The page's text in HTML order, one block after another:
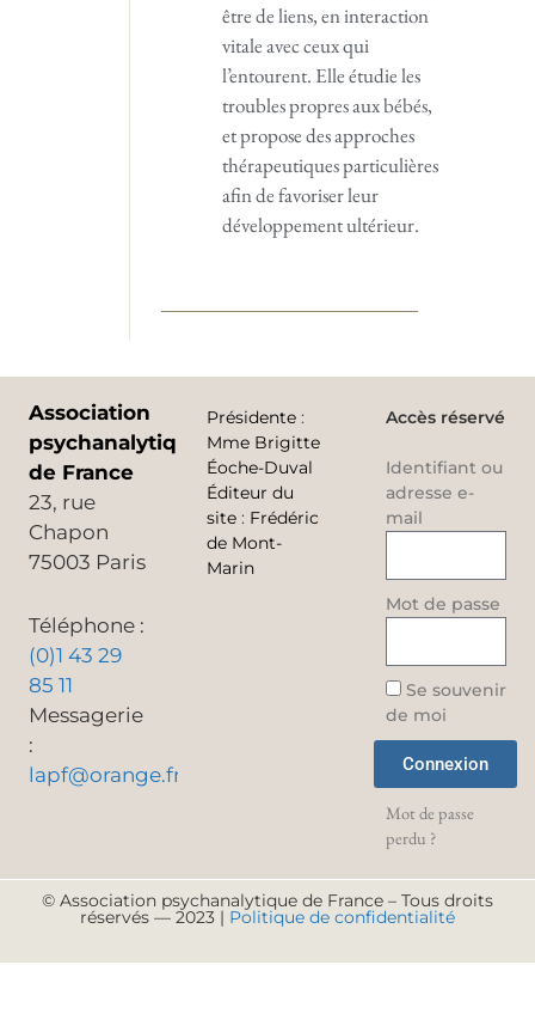
être de liens, en interaction
vitale avec ceux qui
l’entourent. Elle étudie les
troubles propres aux bébés,
et propose des approches
thérapeutiques particulières
afin de favoriser leur
développement ultérieur.
Association
psychanalytique
de France
23, rue
Chapon
75003 Paris
Téléphone :
(0)1 43 29
85 11
Messagerie
:
lapf@orange.fr
Présidente :
Mme Brigitte
Éoche-Duval
Éditeur du
site : Frédéric
de Mont-
Marin
Accès réservé
Identifiant ou
adresse e-
mail
Mot de passe
Se souvenir
de moi
Connexion
Mot de passe
perdu ?
© Association psychanalytique de France – Tous droits
réservés — 2023 | Politique de confidentialité